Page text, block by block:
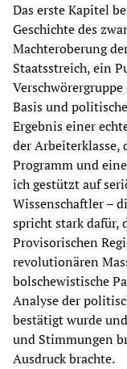
Das erste Kapitel
Geschichte des
Machteroberung
Staatsstreich, ein
Basis und
Ergebnis einer
der Arbeiterklasse,
Programm und
ich gestützt auf
Wissenschaftler –
spricht stark dafür,
Provisorischen
revolutionären
bolschewistische
Analyse der
bestätigt wurde
und Stimmungen
Ausdruck brachte.